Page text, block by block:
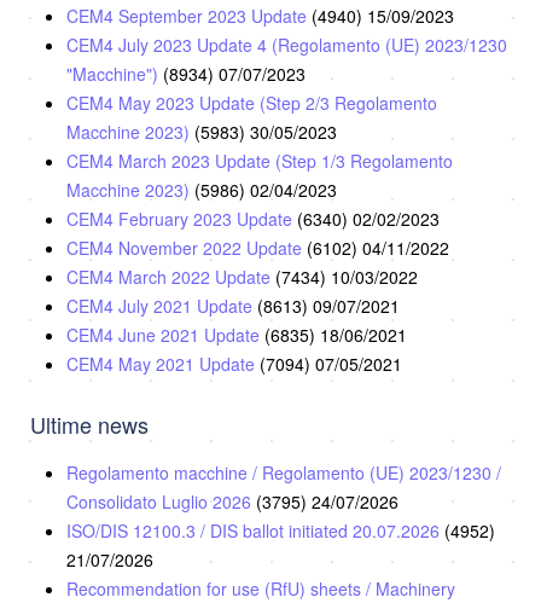
CEM4 September 2023 Update (4940) 15/09/2023
CEM4 July 2023 Update 4 (Regolamento (UE) 2023/1230
"Macchine") (8934) 07/07/2023
CEM4 May 2023 Update (Step 2/3 Regolamento
Macchine 2023) (5983) 30/05/2023
CEM4 March 2023 Update (Step 1/3 Regolamento
Macchine 2023) (5986) 02/04/2023
CEM4 February 2023 Update (6340) 02/02/2023
CEM4 November 2022 Update (6102) 04/11/2022
CEM4 March 2022 Update (7434) 10/03/2022
CEM4 July 2021 Update (8613) 09/07/2021
CEM4 June 2021 Update (6835) 18/06/2021
CEM4 May 2021 Update (7094) 07/05/2021
Ultime news
Regolamento macchine / Regolamento (UE) 2023/1230 /
Consolidato Luglio 2026 (3795) 24/07/2026
ISO/DIS 12100.3 / DIS ballot initiated 20.07.2026 (4952)
21/07/2026
Recommendation for use (RfU) sheets / Machinery